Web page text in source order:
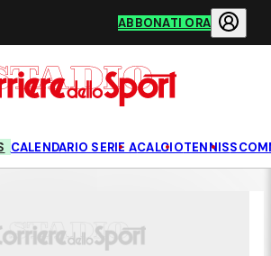
ABBONATI ORA
CALENDARIO SERIE ACALCIOTENNIS